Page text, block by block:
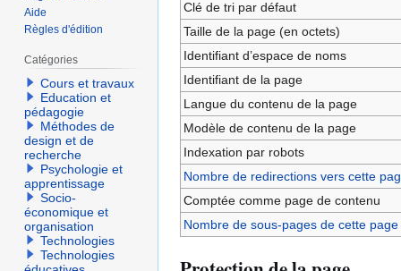
Clé de tri par défaut
Taille de la page (en octets)
Identifiant dʼespace de noms
Identifiant de la page
Langue du contenu de la page
Modèle de contenu de la page
Indexation par robots
Nombre de redirections vers cette
Comptée comme page de contenu
Nombre de sous-pages de cette page
Aide
Règles d'édition
Catégories
Cours et travaux
Education et
pédagogie
Méthodes de
design et de
recherche
Psychologie et
apprentissage
Socio-
économique et
organisation
Technologies
Technologies